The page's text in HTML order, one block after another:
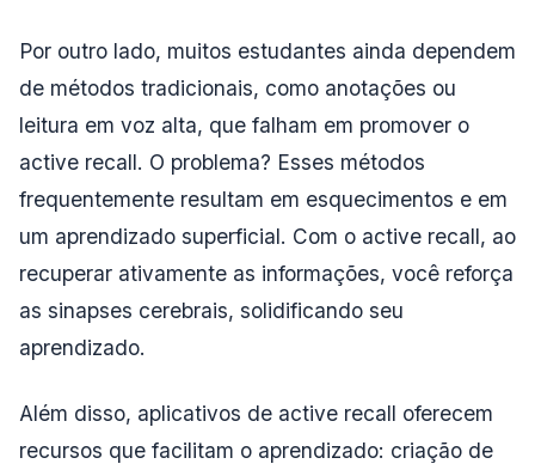
Por outro lado, muitos estudantes ainda dependem
de métodos tradicionais, como anotações ou
leitura em voz alta, que falham em promover o
active recall. O problema? Esses métodos
frequentemente resultam em esquecimentos e em
um aprendizado superficial. Com o active recall, ao
recuperar ativamente as informações, você reforça
as sinapses cerebrais, solidificando seu
aprendizado.
Além disso, aplicativos de active recall oferecem
recursos que facilitam o aprendizado: criação de